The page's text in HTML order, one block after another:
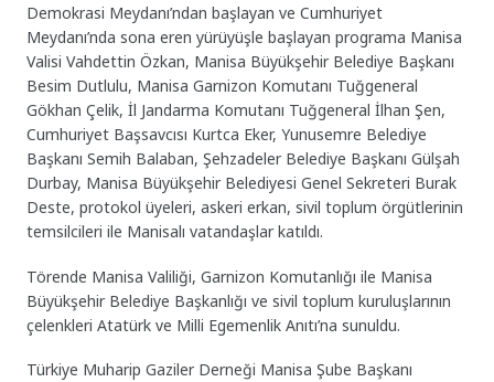
Demokrasi Meydanı’ndan başlayan ve Cumhuriyet
Meydanı’nda sona eren yürüyüşle başlayan programa Manisa
Valisi Vahdettin Özkan, Manisa Büyükşehir Belediye Başkanı
Besim Dutlulu, Manisa Garnizon Komutanı Tuğgeneral
Gökhan Çelik, İl Jandarma Komutanı Tuğgeneral İlhan Şen,
Cumhuriyet Başsavcısı Kurtca Eker, Yunusemre Belediye
Başkanı Semih Balaban, Şehzadeler Belediye Başkanı Gülşah
Durbay, Manisa Büyükşehir Belediyesi Genel Sekreteri Burak
Deste, protokol üyeleri, askeri erkan, sivil toplum örgütlerinin
temsilcileri ile Manisalı vatandaşlar katıldı.
Törende Manisa Valiliği, Garnizon Komutanlığı ile Manisa
Büyükşehir Belediye Başkanlığı ve sivil toplum kuruluşlarının
çelenkleri Atatürk ve Milli Egemenlik Anıtı’na sunuldu.
Türkiye Muharip Gaziler Derneği Manisa Şube Başkanı